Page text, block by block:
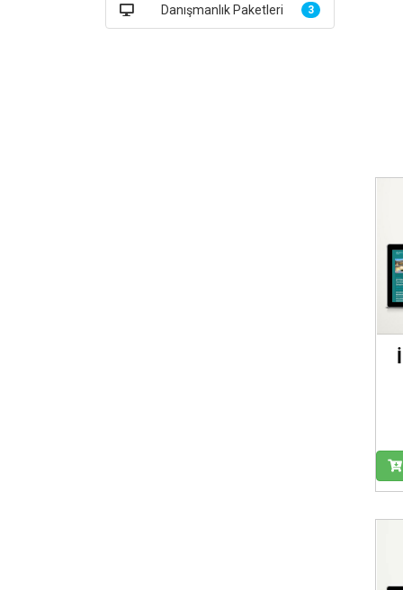
Danışmanlık Paketleri 3